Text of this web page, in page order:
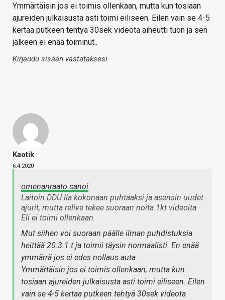
Ymmärtäisin jos ei toimis ollenkaan, mutta kun tosiaan
ajureiden julkaisusta asti toimi eiliseen. Eilen vain se 4-5
kertaa putkeen tehtyä 30sek videota aiheutti tuon ja sen
jälkeen ei enää toiminut..
Kirjaudu sisään vastataksesi
Kaotik
6.4.2020
omenanraato sanoi
Laitoin DDU:lla kokonaan puhtaaksi ja asensin uudet
ajurit, mutta relive tekee suoraan noita 1kt videoita.
Eli ei toimi ollenkaan.
Mut siihen voi suoraan päälle ilman puhdistuksia
heittää 20.3.1:t ja toimii täysin normaalisti. En enää
ymmärrä jos ei edes nollaus auta.
Ymmärtäisin jos ei toimis ollenkaan, mutta kun
tosiaan ajureiden julkaisusta asti toimi eiliseen. Eilen
vain se 4-5 kertaa putkeen tehtyä 30sek videota